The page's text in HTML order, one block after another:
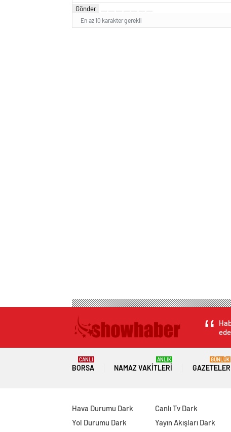
Gönder
En az 10 karakter gerekli
BORSA
CANLI
NAMAZ VAKITLERI
ANLIK
GAZETELER
GÜNLÜK
Hava Durumu Dark
Yol Durumu Dark
Canlı Tv Dark
Yayın Akışları Dark